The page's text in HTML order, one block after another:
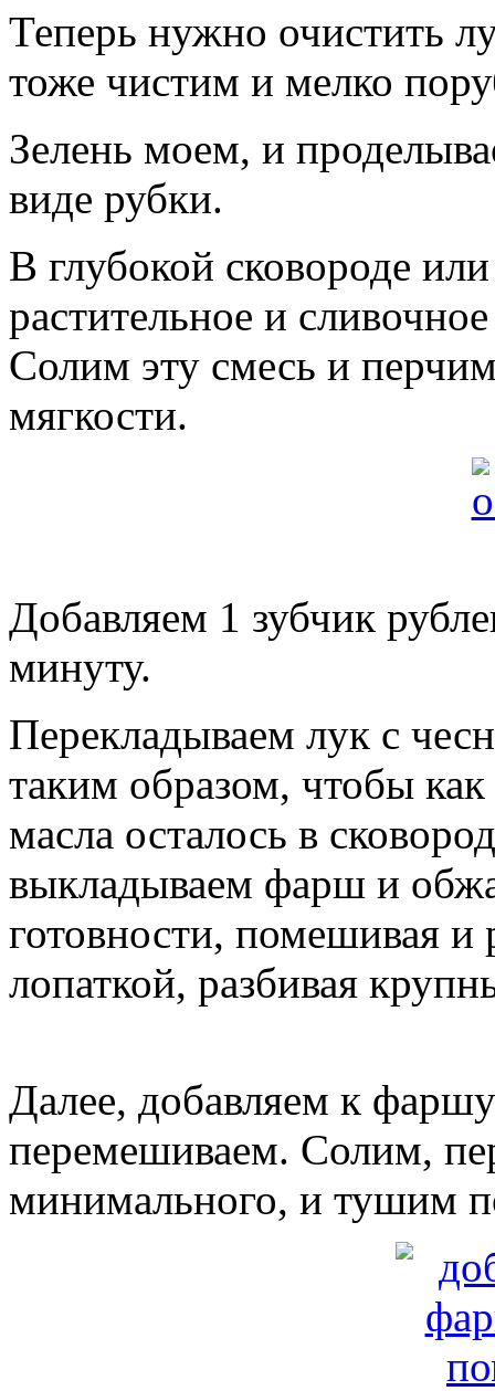
Теперь нужно очистить
тоже чистим и мелко
Зелень моем, и
виде рубки.
В глубокой сковороде
растительное и
Солим эту смесь и
мягкости.
Добавляем 1 зубчик
минуту.
Перекладываем лук с
таким образом, чтобы
масла осталось в
выкладываем фарш и
готовности, помешивая
лопаткой, разбивая
Далее, добавляем к
перемешиваем. Солим,
минимального, и тушим